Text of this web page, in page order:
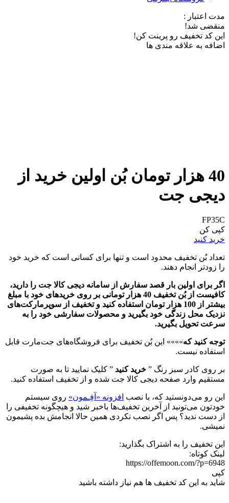
مدت اعتبار :
منقضی شد!
این کد تخفیف رو پرینت کن!
اضافه به علاقه مندی ها
40 هزار تومان بُن اولین خرید از
دیجی جت
FP35C
کپی کن
خرید کنید
تعداد بُن تخفیف محدود است و تنها برای کسانی است که خرید خود
را زودتر انجام دهند.
اگر برای اولین بار قصد سفارش از سامانه دیجی کالا جت را دارید،
کافیست از بُن تخفیف 40 هزار تومانی بر روی خریدهای خود با مبلغ
بیشتر از 100 هزار تومان استفاده کنید و تخفیف از سوپرمارکت‌های
نزدیک محل زندگی خود بگیرید و محصولات سفارشی خود را به
سرعت تحویل بگیرید.
توجه کنید که»»»» این بُن تخفیف برای فروشگاه‌های جت‌مارت قابل
استفاده نیست.
بر روی کادر سبز رنگ ” خرید کنید ” کلیک نمایید تا به صورت
مستقیم وارد صفحه دیجی کالا جت شده و از تخفیف استفاده کنید.
این رو می‌دونستید که، با نصب افزونه «آفِـمون» روی سیستم
خودتون می‌تونید از آخرین تخفیف‌ها باخبر شید و هیچگونه تخفیفی را
از دست ندید؟ پس اگر نصب نکردی همین حالا انجامش بده پشیمون
نمیشی.
این تخفیف را به اشتراک بگذارید:
لینک کوتاه:
https://offemoon.com/?p=6948
کپی
شاید به این کد تخفیف ها هم نیاز داشته باشید